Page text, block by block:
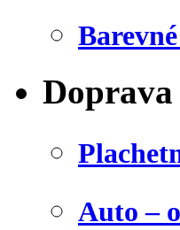
Doprava
Auto –